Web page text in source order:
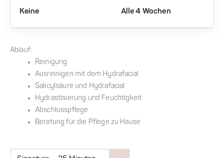
Keine Alle 4 Wochen
Ablauf:
Reinigung
Ausreinigen mit dem Hydrafacial
Salicylsäure und Hydrafacial
Hydrastisierung und Feuchtigkeit
Abschlusspflege
Beratung für die Pflege zu Hause